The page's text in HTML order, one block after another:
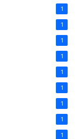
1
1
1
1
1
1
1
1
1